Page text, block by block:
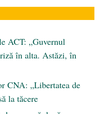
ACT: „Guvernul
în alta. Astăzi, în
CNA: „Libertatea de
la tăcere